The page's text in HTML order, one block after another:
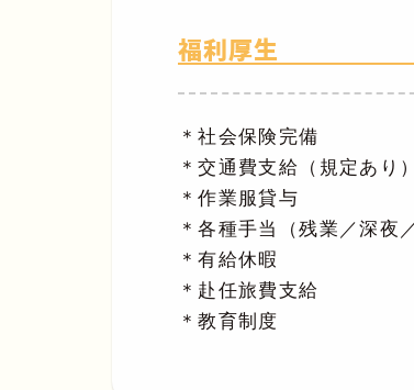
福利厚生
＊社会保険完備
＊交通費支給（規定あり）
＊作業服貸与
＊各種手当（残業／深夜
＊有給休暇
＊赴任旅費支給
＊教育制度